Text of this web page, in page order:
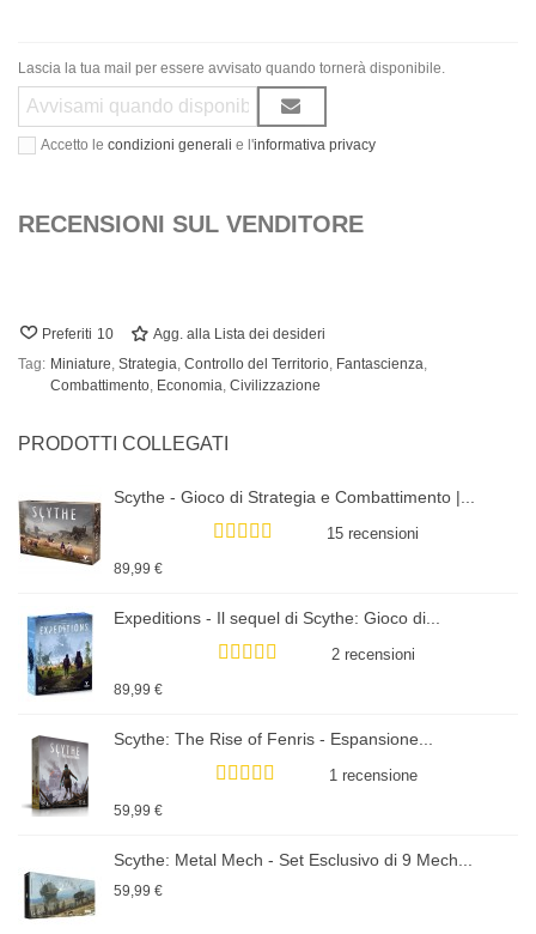
Lascia la tua mail per essere avvisato quando tornerà disponibile.
Accetto le condizioni generali e l'informativa privacy
RECENSIONI SUL VENDITORE
Preferiti 10
Agg. alla Lista dei desideri
Tag: Miniature, Strategia, Controllo del Territorio, Fantascienza,
Combattimento, Economia, Civilizzazione
PRODOTTI COLLEGATI
Scythe - Gioco di Strategia e Combattimento |...
15 recensioni
89,99 €
Expeditions - Il sequel di Scythe: Gioco di...
2 recensioni
89,99 €
Scythe: The Rise of Fenris - Espansione...
1 recensione
59,99 €
Scythe: Metal Mech - Set Esclusivo di 9 Mech...
59,99 €